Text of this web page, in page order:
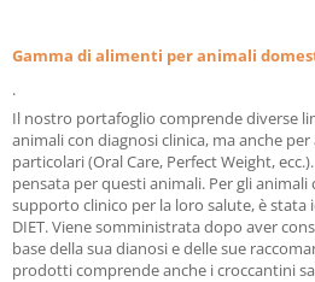
Gamma di alimenti per animali
.
Il nostro portafoglio comprende diverse
animali con diagnosi clinica, ma anche
particolari (Oral Care, Perfect Weight, ecc.).
pensata per questi animali. Per gli animali
supporto clinico per la loro salute, è stata
DIET. Viene somministrata dopo aver
base della sua dianosi e delle sue
prodotti comprende anche i croccantini